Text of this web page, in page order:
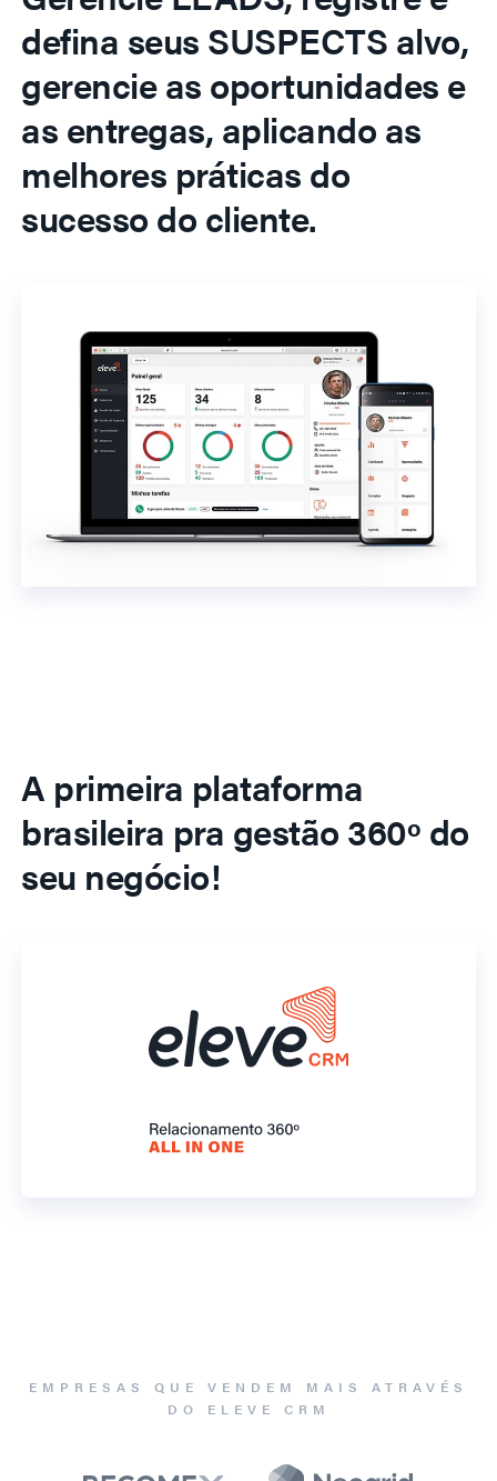
defina seus SUSPECTS alvo,
gerencie as oportunidades e
as entregas, aplicando as
melhores práticas do
sucesso do cliente.
A primeira plataforma
brasileira pra gestão 360º do
seu negócio!
EMPRESAS QUE VENDEM MAIS ATRAVÉS
DO ELEVE CRM